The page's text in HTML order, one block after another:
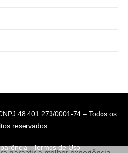
48.401.273/0001-74 – Todos os
reservados.
Termos de Uso